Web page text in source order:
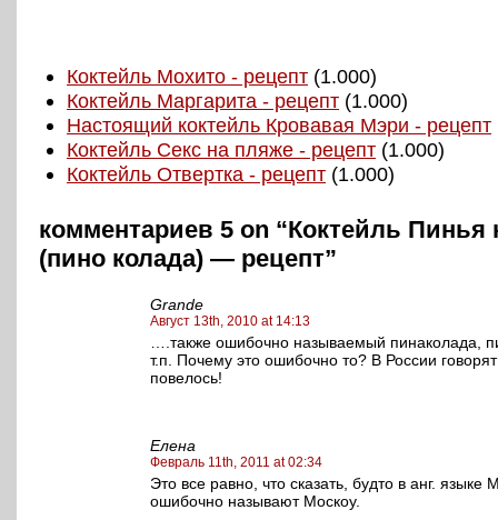
Коктейль Мохито - рецепт (1.000)
Коктейль Маргарита - рецепт (1.000)
Настоящий коктейль Кровавая Мэри - рецепт
Коктейль Секс на пляже - рецепт (1.000)
Коктейль Отвертка - рецепт (1.000)
комментариев 5 on “Коктейль Пинья
(пино колада) — рецепт”
Grande
Август 13th, 2010 at 14:13
….также ошибочно называемый пинаколада,
т.п. Почему это ошибочно то? В России говорят
повелось!
Елена
Февраль 11th, 2011 at 02:34
Это все равно, что сказать, будто в анг. языке
ошибочно называют Москоу.